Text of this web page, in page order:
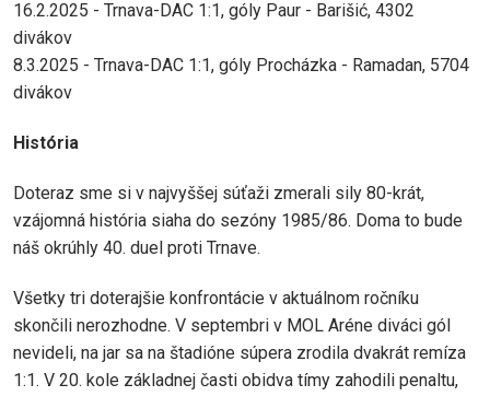
16.2.2025 - Trnava-DAC 1:1, góly Paur - Barišić, 4302
divákov
8.3.2025 - Trnava-DAC 1:1, góly Procházka - Ramadan, 5704
divákov
História
Doteraz sme si v najvyššej súťaži zmerali sily 80-krát,
vzájomná história siaha do sezóny 1985/86. Doma to bude
náš okrúhly 40. duel proti Trnave.
Všetky tri doterajšie konfrontácie v aktuálnom ročníku
skončili nerozhodne. V septembri v MOL Aréne diváci gól
nevideli, na jar sa na štadióne súpera zrodila dvakrát remíza
1:1. V 20. kole základnej časti obidva tímy zahodili penaltu,